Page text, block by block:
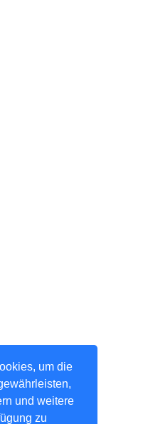
um die
und weitere
zu